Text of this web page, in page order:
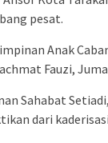
pesat.
Anak
Fauzi,
Sahabat
dari